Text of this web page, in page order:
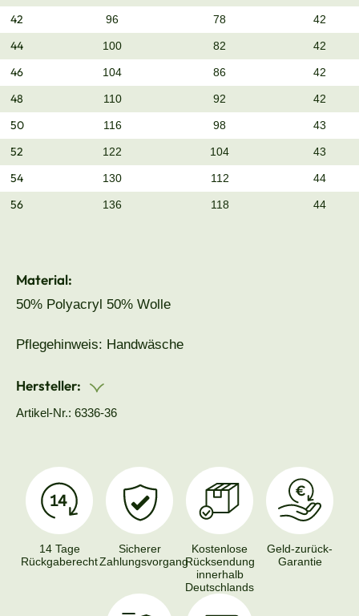
42 96 78 42
44 100 82 42
46 104 86 42
48 110 92 42
50 116 98 43
52 122 104 43
54 130 112 44
56 136 118 44
Material:
50% Polyacryl 50% Wolle
Pflegehinweis: Handwäsche
Hersteller:
Artikel-Nr.: 6336-36
14 Tage
Rückgaberecht
Sicherer
Zahlungsvorgang
Kostenlose
Rücksendung
innerhalb
Deutschlands
Geld-zurück-
Garantie